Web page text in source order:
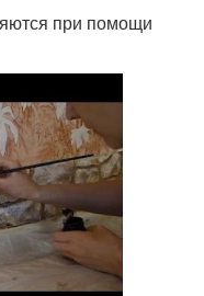
при помощи